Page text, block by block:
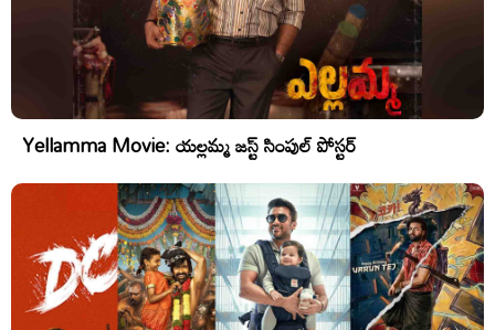
Yellamma Movie: యల్లమ్మ జస్ట్ సింపుల్ పోస్టర్